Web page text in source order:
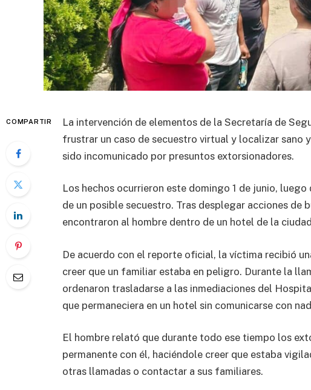
COMPARTIR
La intervención de elementos de la Secretaría de
frustrar un caso de secuestro virtual y localizar sano
sido incomunicado por presuntos extorsionadores.
Los hechos ocurrieron este domingo 1 de junio,
de un posible secuestro. Tras desplegar acciones de
encontraron al hombre dentro de un hotel de la
De acuerdo con el reporte oficial, la víctima recibió
creer que un familiar estaba en peligro. Durante la
ordenaron trasladarse a las inmediaciones del
que permaneciera en un hotel sin comunicarse con
El hombre relató que durante todo ese tiempo los
permanente con él, haciéndole creer que estaba
otras llamadas o contactar a sus familiares.